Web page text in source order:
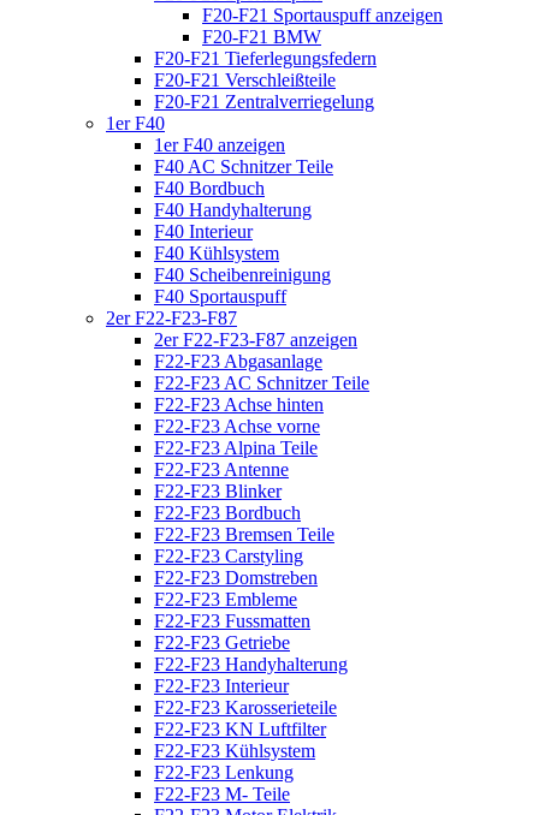
F20-F21 Sportauspuff anzeigen
F20-F21 BMW
F20-F21 Tieferlegungsfedern
F20-F21 Verschleißteile
F20-F21 Zentralverriegelung
1er F40
1er F40 anzeigen
F40 AC Schnitzer Teile
F40 Bordbuch
F40 Handyhalterung
F40 Interieur
F40 Kühlsystem
F40 Scheibenreinigung
F40 Sportauspuff
2er F22-F23-F87
2er F22-F23-F87 anzeigen
F22-F23 Abgasanlage
F22-F23 AC Schnitzer Teile
F22-F23 Achse hinten
F22-F23 Achse vorne
F22-F23 Alpina Teile
F22-F23 Antenne
F22-F23 Blinker
F22-F23 Bordbuch
F22-F23 Bremsen Teile
F22-F23 Carstyling
F22-F23 Domstreben
F22-F23 Embleme
F22-F23 Fussmatten
F22-F23 Getriebe
F22-F23 Handyhalterung
F22-F23 Interieur
F22-F23 Karosserieteile
F22-F23 KN Luftfilter
F22-F23 Kühlsystem
F22-F23 Lenkung
F22-F23 M- Teile